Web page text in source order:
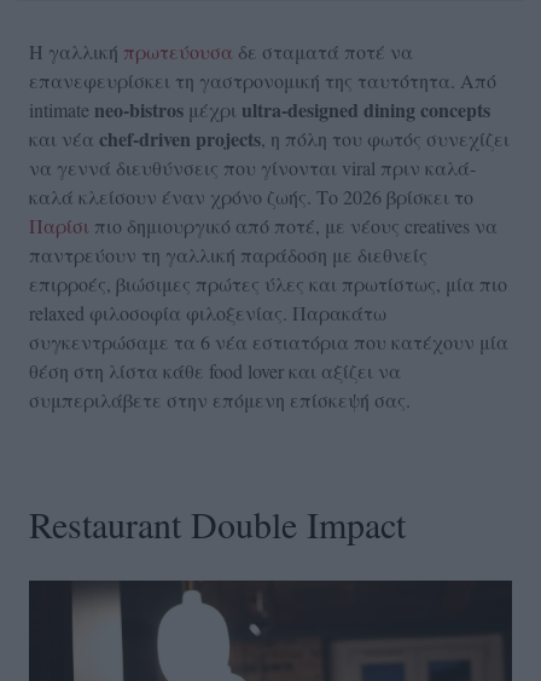
Η γαλλική πρωτεύουσα δε σταματά ποτέ να
επανεφευρίσκει τη γαστρονομική της ταυτότητα. Από
intimate neo-bistros μέχρι ultra-designed dining concepts
και νέα chef-driven projects, η πόλη του φωτός συνεχίζει
να γεννά διευθύνσεις που γίνονται viral πριν καλά-
καλά κλείσουν έναν χρόνο ζωής. Το 2026 βρίσκει το
Παρίσι πιο δημιουργικό από ποτέ, με νέους creatives να
παντρεύουν τη γαλλική παράδοση με διεθνείς
επιρροές, βιώσιμες πρώτες ύλες και πρωτίστως, μία πιο
relaxed φιλοσοφία φιλοξενίας. Παρακάτω
συγκεντρώσαμε τα 6 νέα εστιατόρια που κατέχουν μία
θέση στη λίστα κάθε food lover και αξίζει να
συμπεριλάβετε στην επόμενη επίσκεψή σας.
Restaurant Double Impact